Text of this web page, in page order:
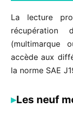
La lecture
(multimarque
accède aux
la norme SAE
Les neuf